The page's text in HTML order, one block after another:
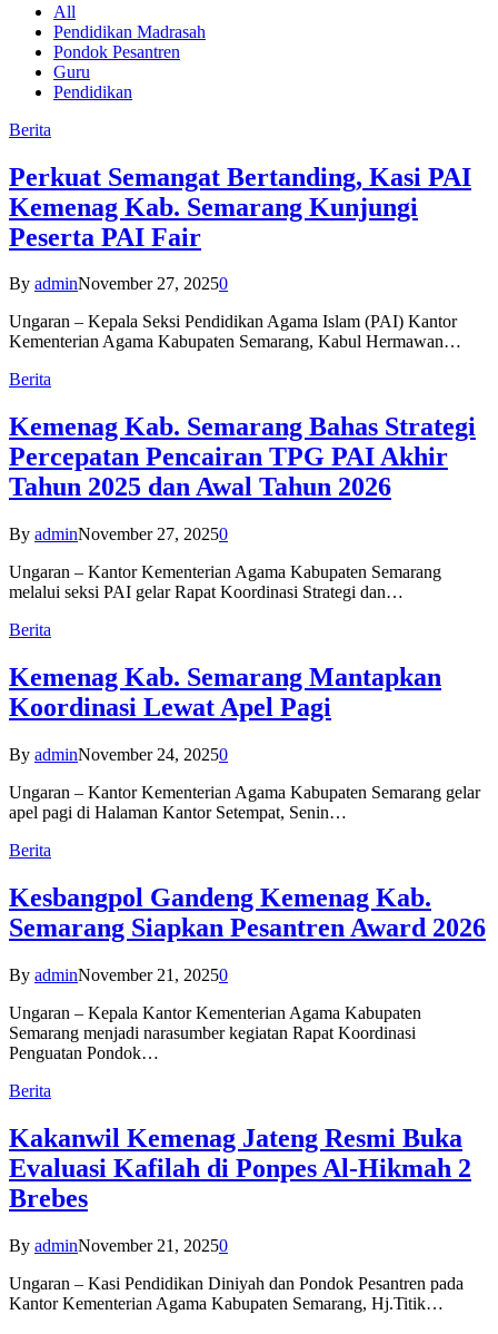
All
Pendidikan Madrasah
Pondok Pesantren
Guru
Pendidikan
Berita
Perkuat Semangat Bertanding, Kasi PAI
Kemenag Kab. Semarang Kunjungi
Peserta PAI Fair
By adminNovember 27, 20250
Ungaran – Kepala Seksi Pendidikan Agama Islam (PAI) Kantor
Kementerian Agama Kabupaten Semarang, Kabul Hermawan…
Berita
Kemenag Kab. Semarang Bahas Strategi
Percepatan Pencairan TPG PAI Akhir
Tahun 2025 dan Awal Tahun 2026
By adminNovember 27, 20250
Ungaran – Kantor Kementerian Agama Kabupaten Semarang
melalui seksi PAI gelar Rapat Koordinasi Strategi dan…
Berita
Kemenag Kab. Semarang Mantapkan
Koordinasi Lewat Apel Pagi
By adminNovember 24, 20250
Ungaran – Kantor Kementerian Agama Kabupaten Semarang gelar
apel pagi di Halaman Kantor Setempat, Senin…
Berita
Kesbangpol Gandeng Kemenag Kab.
Semarang Siapkan Pesantren Award 2026
By adminNovember 21, 20250
Ungaran – Kepala Kantor Kementerian Agama Kabupaten
Semarang menjadi narasumber kegiatan Rapat Koordinasi
Penguatan Pondok…
Berita
Kakanwil Kemenag Jateng Resmi Buka
Evaluasi Kafilah di Ponpes Al-Hikmah 2
Brebes
By adminNovember 21, 20250
Ungaran – Kasi Pendidikan Diniyah dan Pondok Pesantren pada
Kantor Kementerian Agama Kabupaten Semarang, Hj.Titik…